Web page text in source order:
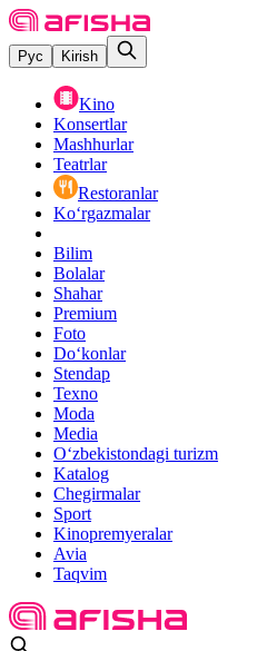
Рус Kirish
Kino
Konsertlar
Mashhurlar
Teatrlar
Restoranlar
Ko‘rgazmalar
Bilim
Bolalar
Shahar
Premium
Foto
Do‘konlar
Stendap
Texno
Moda
Media
O‘zbekistondagi turizm
Katalog
Chegirmalar
Sport
Kinopremyeralar
Avia
Taqvim